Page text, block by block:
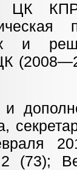
ЦК
и
и